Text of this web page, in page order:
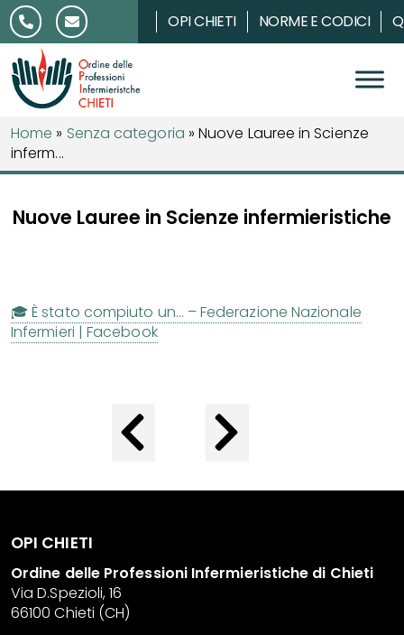
Salta al contenuto
OPI CHIETI NORME E CODICI
Home » Senza categoria »Nuove Lauree in Scienze
inferm...
Nuove Lauree in Scienze infermieristiche
🎓 È stato compiuto un… – Federazione Nazionale
Infermieri | Facebook
OPI CHIETI
Ordine delle Professioni Infermieristiche di Chieti
Via D.Spezioli, 16
66100 Chieti (CH)